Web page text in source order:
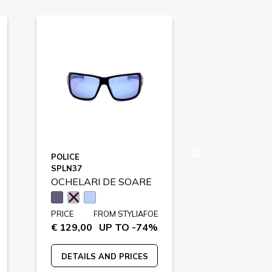
POLICE
SPLN37
OCHELARI DE SOARE
PRICE
€ 129,00
FROM STYLIAFOE
UP TO -74%
DETAILS AND PRICES